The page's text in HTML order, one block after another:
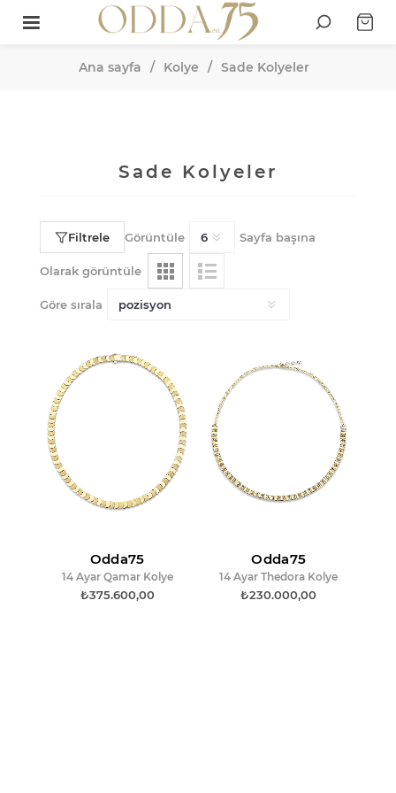
Ana sayfa / Kolye / Sade Kolyeler
Sade Kolyeler
Filtrele
Olarak görüntüle
Göre sırala
Görüntüle Sayfa başına
Odda75
14 Ayar Qamar Kolye
₺375.600,00
Odda75
14 Ayar Thedora Kolye
₺230.000,00